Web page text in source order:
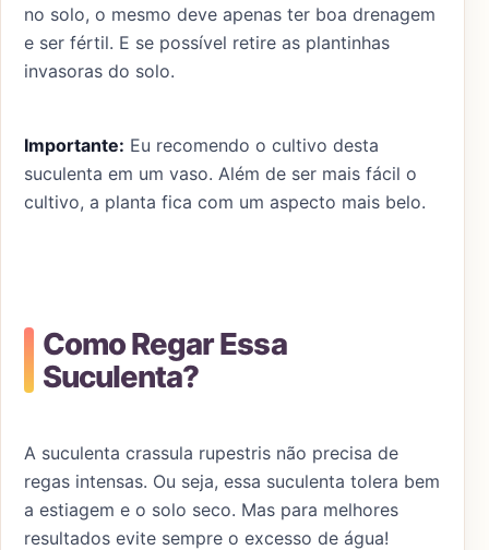
no solo, o mesmo deve apenas ter boa drenagem
e ser fértil. E se possível retire as plantinhas
invasoras do solo.
Importante: Eu recomendo o cultivo desta
suculenta em um vaso. Além de ser mais fácil o
cultivo, a planta fica com um aspecto mais belo.
Como Regar Essa
Suculenta?
A suculenta crassula rupestris não precisa de
regas intensas. Ou seja, essa suculenta tolera bem
a estiagem e o solo seco. Mas para melhores
resultados evite sempre o excesso de água!